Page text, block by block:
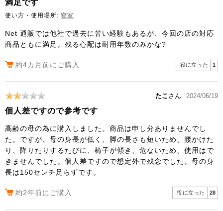
満足です
使い方・使用場所: 寝室
Net 通販では他社で過去に苦い経験もあるが、今回の店の対応
商品ともに満足。残る心配は耐用年数のみかな?
約4カ月前にご購入 役に立った 1
たこ さん 2024/06/19
個人差ですので参考です
高齢の母の為に購入しました。商品は申し分ありませんでし
た。ですが、母の身長が低く、脚の長さも短いため、腰かけた
り、降りたりするたびに、椅子が傾き、危ないため、使用はで
きませんでした。個人差ですので想定外で残念でした。母の身
長は150センチ足らずです。
約2年前にご購入 役に立った 28